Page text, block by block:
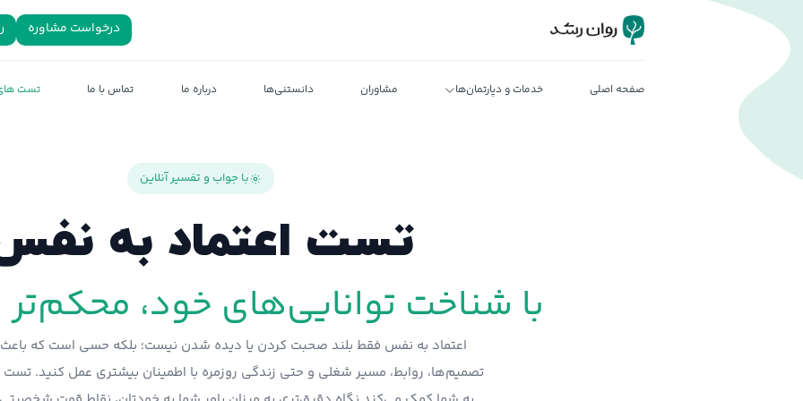
درخواست مشاوره
صفحه اصلی خدمات و دپارتمان‌ها مشاوران دانستنی‌ها درباره ما تماس با ما تست
با جواب و تفسیر آنلاین
تست اعتماد به
با شناخت توانایی‌های خود، محکم‌تر
اعتماد به نفس فقط بلند صحبت کردن یا دیده شدن نیست؛ بلکه حسی است که
تصمیم‌ها، روابط، مسیر شغلی و حتی زندگی روزمره با اطمینان بیشتری عمل کنید.